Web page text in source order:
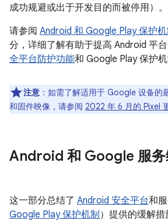
成功规避或出于开发目的而被停用）。
请参阅 Android 和 Google Play 保护
分，详细了解有助于提高 Android 平
全平台防护功能和 Google Play 保护机
注意 ：如需了解适用于 Google 设备的
和固件映像，请参阅 2022 年 6 月的 Pixel
Android 和 Google 服务
这一部分总结了 Android 安全平台和
Google Play 保护机制 ）提供的缓解